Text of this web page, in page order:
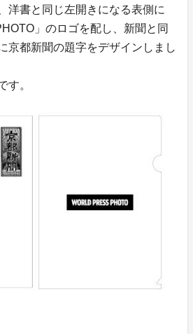
洋書と同じ左開きになる表側に
」のロゴを配し、新聞と同
京都新聞の題字をデザインしまし
。